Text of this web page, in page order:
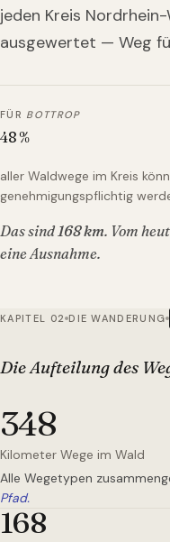
jeden Kreis
ausgewertet — Weg
FÜR BOTTROP
48 %
aller Waldwege im Kreis
genehmigungspflichtig
Das sind168km. Vom
eine Ausnahme.
KAPITEL 02 DIE WANDERUNG
Die Aufteilung des
348
Kilometer Wege im Wald
Alle Wegetypen
Pfad.
168